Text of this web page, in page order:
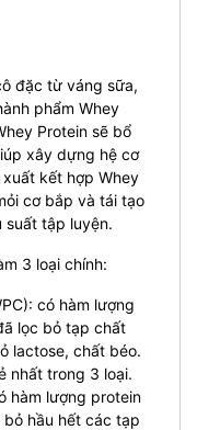
đặc từ váng sữa,
phẩm Whey
Protein sẽ bổ
xây dựng hệ cơ
kết hợp Whey
cơ bắp và tái tạo
suất tập luyện.
3 loại chính:
có hàm lượng
lọc bỏ tạp chất
lactose, chất béo.
nhất trong 3 loại.
hàm lượng protein
bỏ hầu hết các tạp